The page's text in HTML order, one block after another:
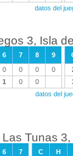
datos del
3, Isla
6 7 8 9
0 0 0 0
1 0 0
datos del
Tunas
6 7 C
H